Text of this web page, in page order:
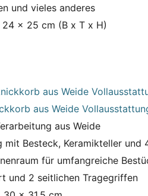
und vieles anderes
x 25 cm (B x T x H)
aus Weide
aus Weide
mit Besteck, Keramikteller und
für umfangreiche
und 2 seitlichen Tragegriffen